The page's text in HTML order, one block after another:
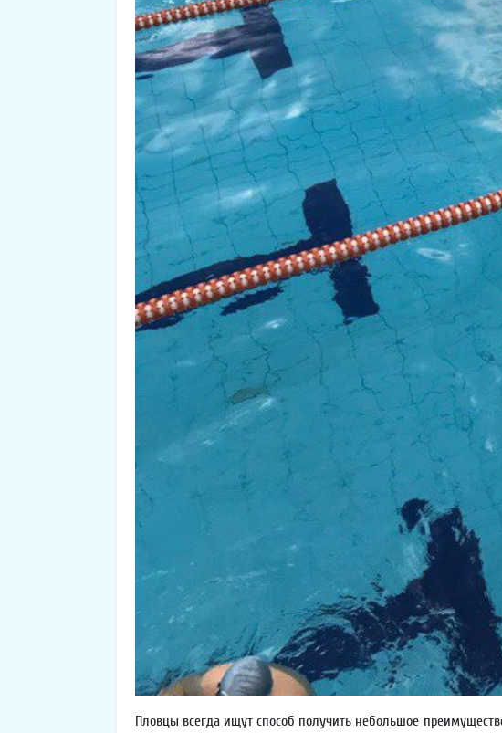
Пловцы всегда ищут способ получить небольшое